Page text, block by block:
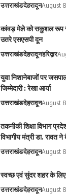
उत्तराखंडदेहरादूनAugust
कांवड़ मेले को सकुशल रूप
उतरे एसएसपी दून
उत्तराखंडदेहरादूनहरिद्वार
युवा निशानेबाजों पर
जिम्मेदारी : रेखा आर्या
उत्तराखंडदेहरादूनAugust
तकनीकी शिक्षा विभाग
विभागीय मंत्री डा. रावत
उत्तराखंडदेहरादूनAugust
स्वच्छ एवं सुंदर शहर के
उत्तराखंडदेहरादूनAugust